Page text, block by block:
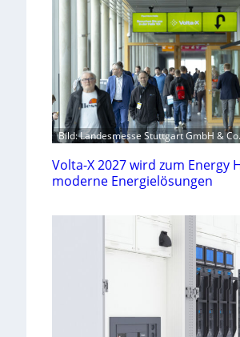
Bild: Landesmesse Stuttgart GmbH &
Volta-X 2027 wird zum Energy
moderne Energielösungen